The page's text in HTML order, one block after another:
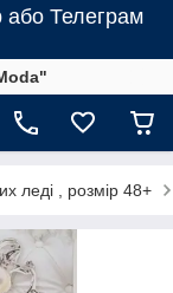
Телеграм
леді , розмір 48+